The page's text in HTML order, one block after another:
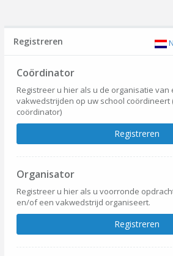
Registreren
Coördinator
Registreer u hier als u de organisatie van
vakwedstrijden op uw school coördineert
coördinator)
Registreren
Organisator
Registreer u hier als u voorronde
en/of een vakwedstrijd organiseert.
Registreren